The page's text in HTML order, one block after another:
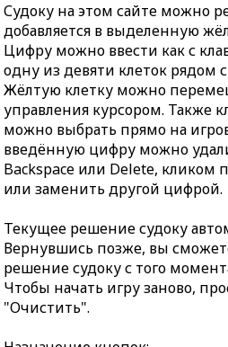
Судоку на этом сайте можно
добавляется в выделенную
Цифру можно ввести как с
одну из девяти клеток рядом
Жёлтую клетку можно
управления курсором. Также
можно выбрать прямо на
введённую цифру можно
Backspace или Delete, кликом
или заменить другой цифрой.
Текущее решение судоку
Вернувшись позже, вы
решение судоку с того
Чтобы начать игру заново,
"Очистить".